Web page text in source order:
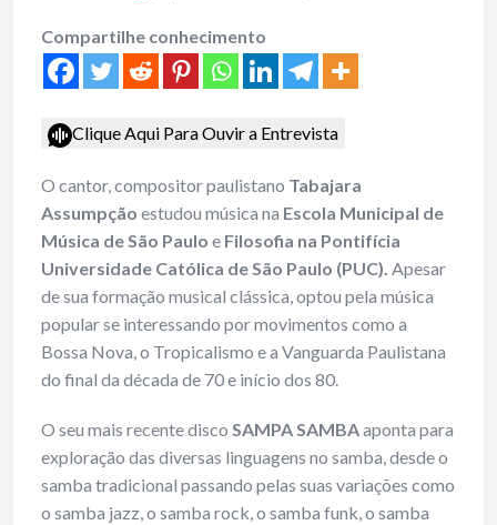
Compartilhe conhecimento
Clique Aqui Para Ouvir a Entrevista
O cantor, compositor paulistano Tabajara
Assumpção estudou música na Escola Municipal de
Música de São Paulo e Filosofia na Pontifícia
Universidade Católica de São Paulo (PUC). Apesar
de sua formação musical clássica, optou pela música
popular se interessando por movimentos como a
Bossa Nova, o Tropicalismo e a Vanguarda Paulistana
do final da década de 70 e início dos 80.
O seu mais recente disco SAMPA SAMBAaponta para
exploração das diversas linguagens no samba, desde o
samba tradicional passando pelas suas variações como
o samba jazz, o samba rock, o samba funk, o samba